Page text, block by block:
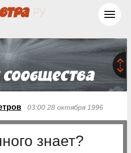
03:00 28 октября 1996
знает?